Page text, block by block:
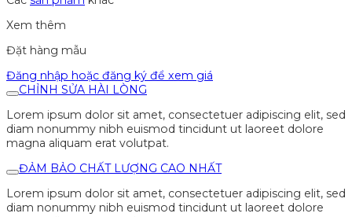
Xem thêm
Đặt hàng mẫu
Đăng nhập hoặc đăng ký để xem giá
CHỈNH SỬA HÀI LÒNG
Lorem ipsum dolor sit amet, consectetuer adipiscing elit, sed
diam nonummy nibh euismod tincidunt ut laoreet dolore
magna aliquam erat volutpat.
ĐẢM BẢO CHẤT LƯỢNG CAO NHẤT
Lorem ipsum dolor sit amet, consectetuer adipiscing elit, sed
diam nonummy nibh euismod tincidunt ut laoreet dolore